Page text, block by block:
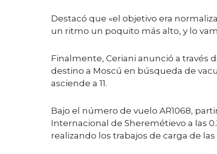
Destacó que «el objetivo era
un ritmo un poquito más alto, y lo
Finalmente, Ceriani anunció a través
destino a Moscú en búsqueda de
asciende a 11.
Bajo el número de vuelo AR1068,
Internacional de Sheremétievo a las
realizando los trabajos de carga de las